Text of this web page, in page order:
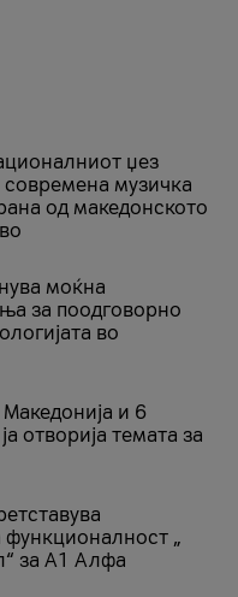
џез
современа музичка
од македонското
моќна
за поодговорно
во
и 6
отворија темата за
„
за А1 Алфа